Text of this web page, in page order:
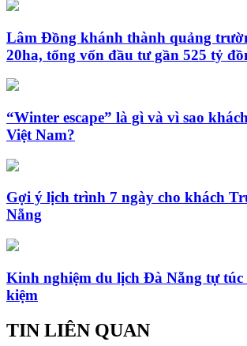
Lâm Đồng khánh thành quảng
20ha, tổng vốn đầu tư gần 525 tỷ
“Winter escape” là gì và vì sao
Việt Nam?
Gợi ý lịch trình 7 ngày cho khách
Nẵng
Kinh nghiệm du lịch Đà Nẵng tự túc
kiệm
TIN LIÊN QUAN